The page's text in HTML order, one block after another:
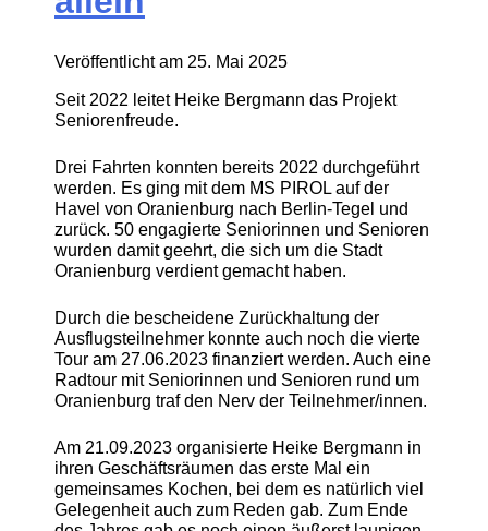
Veröffentlicht am 25. Mai 2025
Seit 2022 leitet Heike Bergmann das Projekt
Seniorenfreude.
Drei Fahrten konnten bereits 2022 durchgeführt
werden. Es ging mit dem MS PIROL auf der
Havel von Oranienburg nach Berlin-Tegel und
zurück. 50 engagierte Seniorinnen und Senioren
wurden damit geehrt, die sich um die Stadt
Oranienburg verdient gemacht haben.
Durch die bescheidene Zurückhaltung der
Ausflugsteilnehmer konnte auch noch die vierte
Tour am 27.06.2023 finanziert werden. Auch eine
Radtour mit Seniorinnen und Senioren rund um
Oranienburg traf den Nerv der Teilnehmer/innen.
Am 21.09.2023 organisierte Heike Bergmann in
ihren Geschäftsräumen das erste Mal ein
gemeinsames Kochen, bei dem es natürlich viel
Gelegenheit auch zum Reden gab. Zum Ende